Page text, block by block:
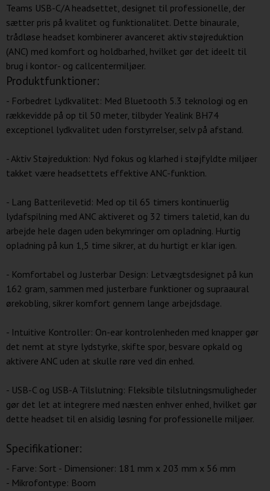
Teams USB-C/A headsettet, designet til professionelle, der
sætter pris på kvalitet og funktionalitet. Dette binaurale,
trådløse headset kombinerer avanceret aktiv støjreduktion
(ANC) med komfort og holdbarhed, hvilket gør det ideelt til
brug i kontor- og callcentermiljøer.
Produktfunktioner:
- Forbedret Lydkvalitet: Med Bluetooth 5.3 teknologi og en
rækkevidde på op til 50 meter, tilbyder Yealink BH74
exceptionel lydkvalitet uden forstyrrelser, selv på afstand.
- Aktiv Støjreduktion: Nyd fokus og klarhed i støjfyldte miljøer
takket være headsettets effektive ANC-funktion.
- Lang Batterilevetid: Med op til 65 timers kontinuerlig
lydafspilning med ANC aktiveret og 32 timers taletid, kan du
arbejde hele dagen uden bekymringer om opladning. Hurtig
opladning på kun 1,5 time sikrer, at du hurtigt er klar igen.
- Komfortabel og Justerbar Design: Letvægtsdesignet på kun
162 gram, sammen med justerbare funktioner og supraaural
ørekobling, sikrer komfort gennem lange arbejdsdage.
- Intuitive Kontroller: On-ear kontrolenheden med knapper gør
det nemt at styre lydstyrke, skifte spor, besvare opkald og
aktivere ANC uden at skulle røre ved din enhed.
- USB-C og USB-A Tilslutning: Fleksible tilslutningsmuligheder
gør det let at integrere med næsten enhver enhed, hvilket gør
dette headset til en alsidig løsning for professionelle miljøer.
Specifikationer:
- Farve: Sort - Dimensioner: 181 mm x 203 mm x 56 mm
- Mikrofontype: Boom